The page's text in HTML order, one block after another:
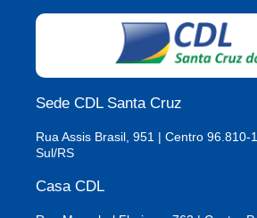
Sede CDL Santa Cruz
Rua Assis Brasil, 951 | Centro 96.810-
Sul/RS
Casa CDL